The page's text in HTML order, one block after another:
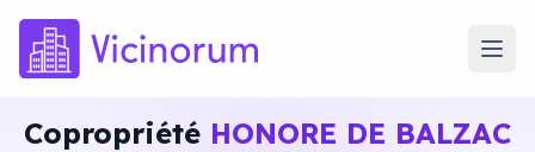
Copropriété HONORE DE BALZAC